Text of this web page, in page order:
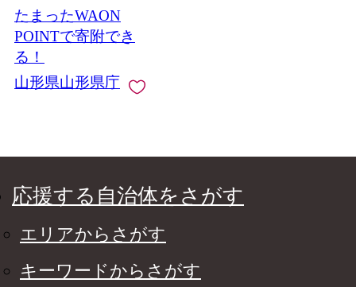
たまったWAON
POINTで寄附でき
る！
山形県山形県庁
応援する自治体をさがす
エリアからさがす
キーワードからさがす